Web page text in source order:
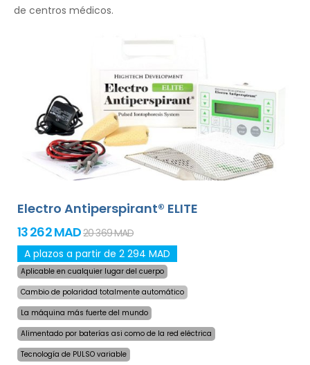
de centros médicos.
Electro Antiperspirant® ELITE
13 262 MAD20 369 MAD
A plazos a partir de 2 294 MAD
Aplicable en cualquier lugar del cuerpo
Cambio de polaridad totalmente automático
La máquina más fuerte del mundo
Alimentado por baterías asi como de la red eléctrica
Tecnología de PULSO variable